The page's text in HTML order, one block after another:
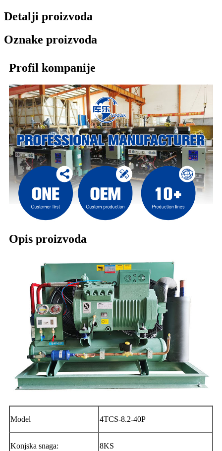
Detalji proizvoda
Oznake proizvoda
Profil kompanije
Opis proizvoda
Model 4TCS-8.2-40P
Konjska snaga: 8KS